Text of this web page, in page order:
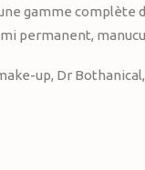
gamme
permanent,
up, Dr